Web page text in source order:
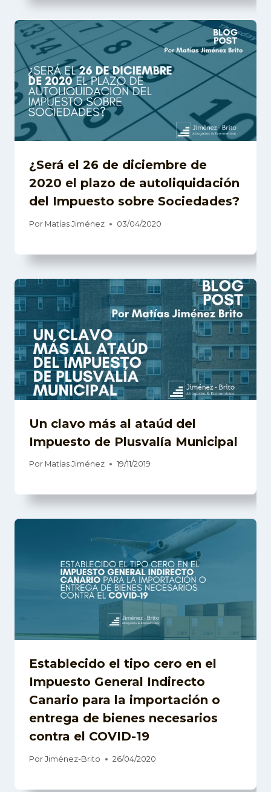
¿Será el 26 de diciembre de
2020 el plazo de autoliquidación
del Impuesto sobre Sociedades?
Por Matías Jiménez 03/04/2020
Un clavo más al ataúd del
Impuesto de Plusvalía Municipal
Por Matías Jiménez 19/11/2019
Establecido el tipo cero en el
Impuesto General Indirecto
Canario para la importación o
entrega de bienes necesarios
contra el COVID-19
Por Jiménez-Brito 26/04/2020